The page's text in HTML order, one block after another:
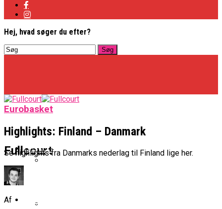
Hej, hvad søger du efter?
Fullcourt
Basketligaen
NBA
Eurobasket
Highlights: Finland – Danmark
Se highlights fra Danmarks nederlag til Finland lige her.
Af